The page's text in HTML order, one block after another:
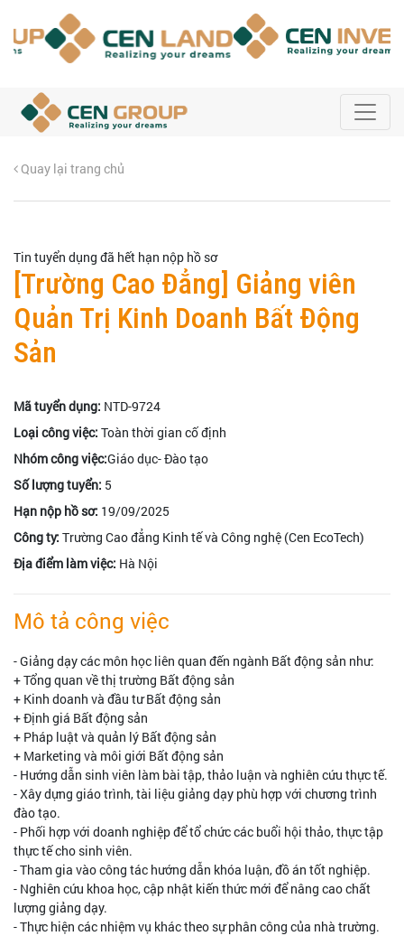
Quay lại trang chủ
Tin tuyển dụng đã hết hạn nộp hồ sơ
[Trường Cao Đẳng] Giảng viên
Quản Trị Kinh Doanh Bất Động
Sản
Mã tuyển dụng: NTD-9724
Loại công việc: Toàn thời gian cố định
Nhóm công việc:Giáo dục- Đào tạo
Số lượng tuyển: 5
Hạn nộp hồ sơ: 19/09/2025
Công ty: Trường Cao đẳng Kinh tế và Công nghệ (Cen EcoTech)
Địa điểm làm việc: Hà Nội
Mô tả công việc
- Giảng dạy các môn học liên quan đến ngành Bất động sản như:
+ Tổng quan về thị trường Bất động sản
+ Kinh doanh và đầu tư Bất động sản
+ Định giá Bất động sản
+ Pháp luật và quản lý Bất động sản
+ Marketing và môi giới Bất động sản
- Hướng dẫn sinh viên làm bài tập, thảo luận và nghiên cứu thực tế.
- Xây dựng giáo trình, tài liệu giảng dạy phù hợp với chương trình
đào tạo.
- Phối hợp với doanh nghiệp để tổ chức các buổi hội thảo, thực tập
thực tế cho sinh viên.
- Tham gia vào công tác hướng dẫn khóa luận, đồ án tốt nghiệp.
- Nghiên cứu khoa học, cập nhật kiến thức mới để nâng cao chất
lượng giảng dạy.
- Thực hiện các nhiệm vụ khác theo sự phân công của nhà trường.